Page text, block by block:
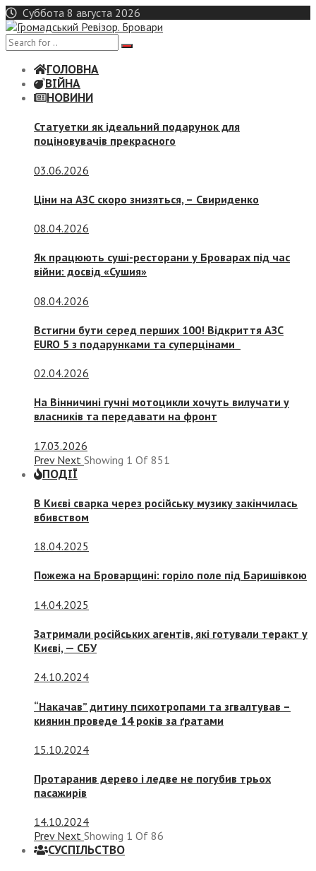
Skip
to
content
Суббота 8 августа 2026
ГОЛОВНА
ВІЙНА
НОВИНИ
Статуетки як ідеальний подарунок для
поціновувачів прекрасного
03.06.2026
Ціни на АЗС скоро знизяться, – Свириденко
08.04.2026
Як працюють суші-ресторани у Броварах під час
війни: досвід «Сушия»
08.04.2026
Встигни бути серед перших 100! Відкриття АЗС
EURO 5 з подарунками та суперцінами
02.04.2026
На Вінничині гучні мотоцикли хочуть вилучати у
власників та передавати на фронт
17.03.2026
Prev Next Showing 1 Of 851
ПОДІЇ
В Києві сварка через російську музику закінчилась
вбивством
18.04.2025
Пожежа на Броварщині: горіло поле під Баришівкою
14.04.2025
Затримали російських агентів, які готували теракт у
Києві, — СБУ
24.10.2024
“Накачав” дитину психотропами та згвалтував –
киянин проведе 14 років за ґратами
15.10.2024
Протаранив дерево і ледве не погубив трьох
пасажирів
14.10.2024
Prev Next Showing 1 Of 86
СУСПIЛЬСТВО